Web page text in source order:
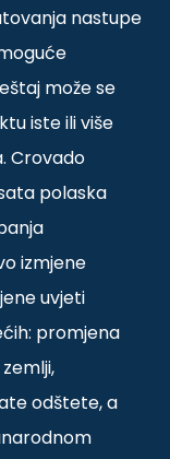
nastupe
može se
iste ili više
Crovado
polaska
izmjene
uvjeti
promjena
odštete, a